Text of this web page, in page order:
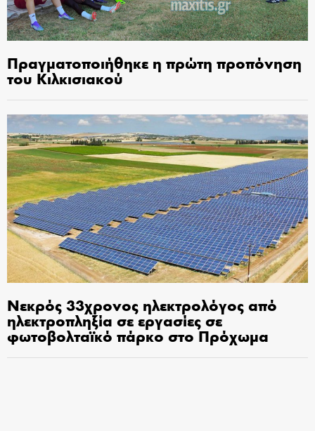
Πραγματοποιήθηκε η πρώτη προπόνηση
του Κιλκισιακού
Νεκρός 33χρονος ηλεκτρολόγος από
ηλεκτροπληξία σε εργασίες σε
φωτοβολταϊκό πάρκο στο Πρόχωμα